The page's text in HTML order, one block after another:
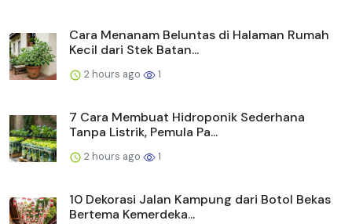
Cara Menanam Beluntas di Halaman Rumah
Kecil dari Stek Batan...
2 hours ago 1
7 Cara Membuat Hidroponik Sederhana
Tanpa Listrik, Pemula Pa...
2 hours ago 1
10 Dekorasi Jalan Kampung dari Botol Bekas
Bertema Kemerdeka...